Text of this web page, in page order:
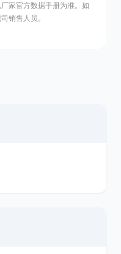
家官方数据手册为准。如
销售人员。